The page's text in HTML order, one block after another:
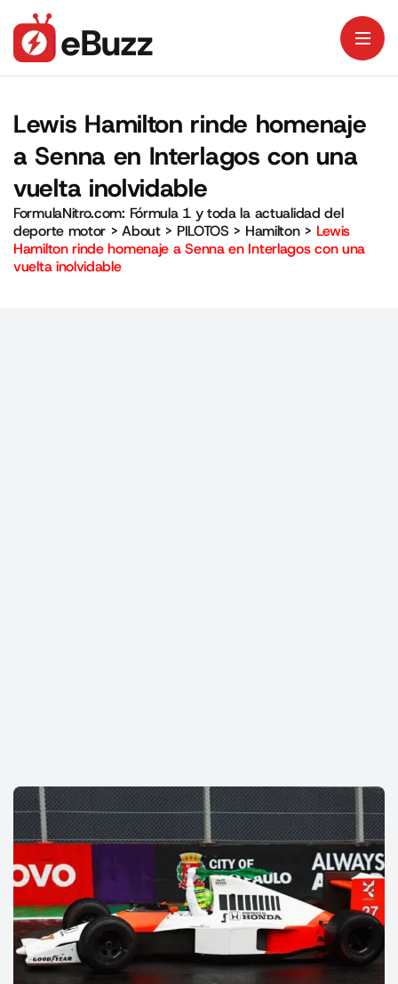
Lewis Hamilton rinde homenaje
a Senna en Interlagos con una
vuelta inolvidable
FormulaNitro.com: Fórmula 1 y toda la actualidad del
deporte motor >About> PILOTOS > Hamilton> Lewis
Hamilton rinde homenaje a Senna en Interlagos con una
vuelta inolvidable